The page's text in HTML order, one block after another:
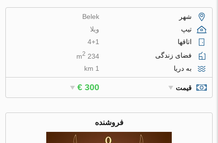
شهر
Belek
تیپ
ویلا
اتاقها
4+1
فضای زندگی
234 m
2
به دریا 1 km
قیمت € 300
فروشنده